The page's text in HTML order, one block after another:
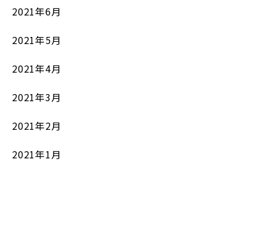
2021年6月
2021年5月
2021年4月
2021年3月
2021年2月
2021年1月